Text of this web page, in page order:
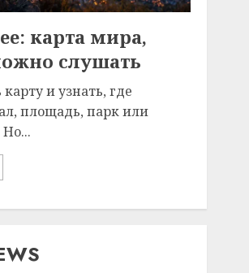
карта мира,
слушать
и узнать, где
площадь, парк или